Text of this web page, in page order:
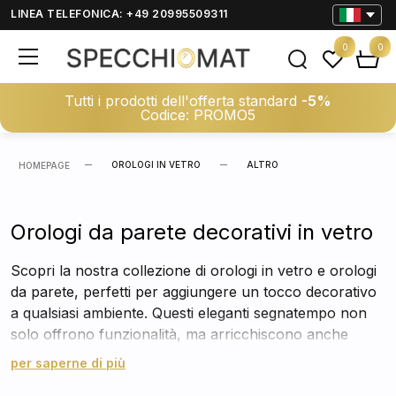
LINEA TELEFONICA: +49 20995509311
Tutti i prodotti dell'offerta standard -5%
Codice: PROMO5
0 0
HOMEPAGE OROLOGI IN VETRO ALTRO
Orologi da parete decorativi in vetro
Scopri la nostra collezione di orologi in vetro e orologi
da parete, perfetti per aggiungere un tocco decorativo
a qualsiasi ambiente. Questi eleganti segnatempo non
solo offrono funzionalità, ma arricchiscono anche
l'estetica della tua casa con il loro design raffinato.
per saperne di più